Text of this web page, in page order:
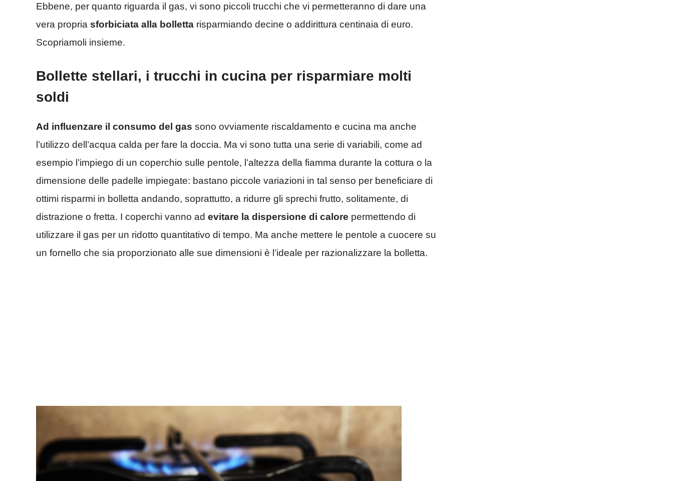
Ebbene, per quanto riguarda il gas, vi sono piccoli trucchi che vi permetteranno di dare una
vera propria sforbiciata alla bolletta risparmiando decine o addirittura centinaia di euro.
Scopriamoli insieme.
Bollette stellari, i trucchi in cucina per risparmiare molti
soldi
Ad influenzare il consumo del gas sono ovviamente riscaldamento e cucina ma anche
l’utilizzo dell’acqua calda per fare la doccia. Ma vi sono tutta una serie di variabili, come ad
esempio l’impiego di un coperchio sulle pentole, l’altezza della fiamma durante la cottura o la
dimensione delle padelle impiegate: bastano piccole variazioni in tal senso per beneficiare di
ottimi risparmi in bolletta andando, soprattutto, a ridurre gli sprechi frutto, solitamente, di
distrazione o fretta. I coperchi vanno ad evitare la dispersione di calore permettendo di
utilizzare il gas per un ridotto quantitativo di tempo. Ma anche mettere le pentole a cuocere su
un fornello che sia proporzionato alle sue dimensioni è l’ideale per razionalizzare la bolletta.